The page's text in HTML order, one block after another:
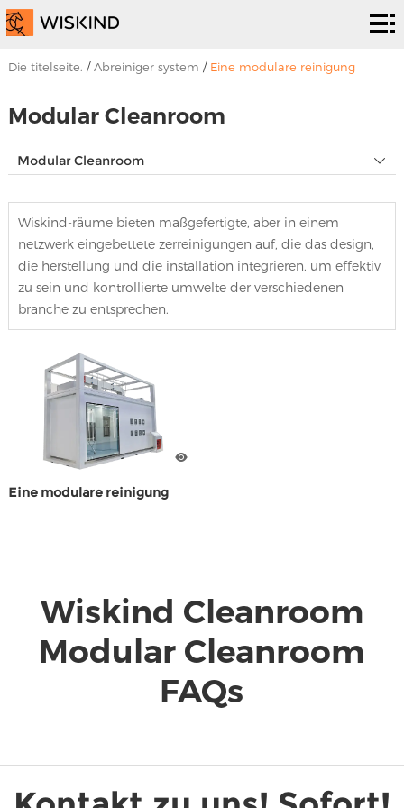
Abreiniger
system
PHD.
uns.
Nachrichten
und
veranstaltungen
Um uns zu
kontaktieren.
Die titelseite. /Abreiniger system / Eine modulare reinigung
Modular Cleanroom
Modular Cleanroom
Wiskind-räume bieten maßgefertigte, aber in einem
netzwerk eingebettete zerreinigungen auf, die das design,
die herstellung und die installation integrieren, um effektiv
zu sein und kontrollierte umwelte der verschiedenen
branche zu entsprechen.
Eine modulare reinigung
Wiskind Cleanroom
Modular Cleanroom
FAQs